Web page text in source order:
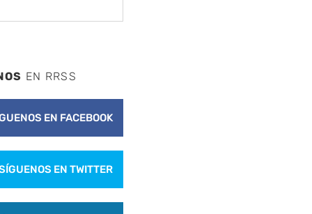
EN RRSS
EN FACEBOOK
EN TWITTER